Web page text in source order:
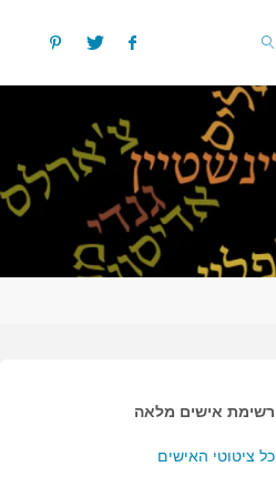
רשימת אישים מלאה
כל ציטוטי האישים